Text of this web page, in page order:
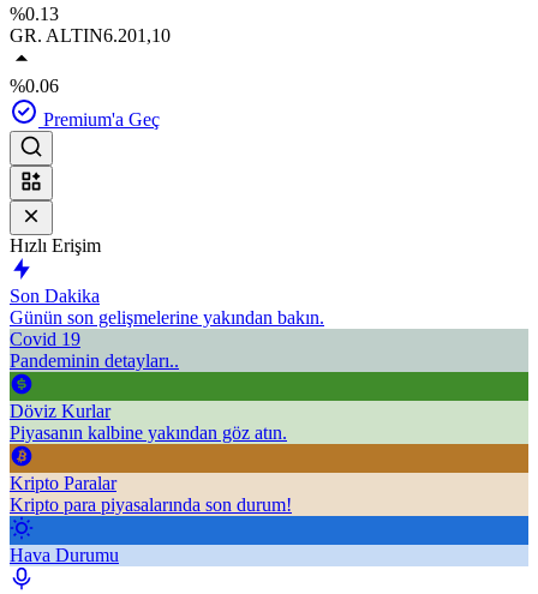
%0.13
GR. ALTIN6.201,10
%0.06
Premium'a Geç
Hızlı Erişim
Son Dakika
Günün son gelişmelerine yakından bakın.
Covid 19
Pandeminin detayları..
Döviz Kurlar
Piyasanın kalbine yakından göz atın.
Kripto Paralar
Kripto para piyasalarında son durum!
Hava Durumu